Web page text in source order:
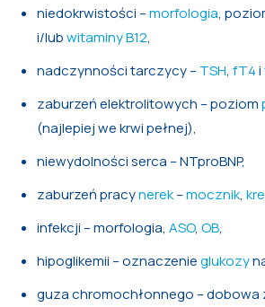
niedokrwistości –morfologia,
i/lubwitaminy B12,
nadczynności tarczycy –TSH, fT4i
zaburzeń elektrolitowych – poziom
(najlepiej we krwi pełnej),
niewydolności serca – NTproBNP,
zaburzeń pracynerek–mocznik,
infekcji – morfologia, ASO, OB,
hipoglikemii – oznaczenieglukozy
guza chromochłonnego – dobowa